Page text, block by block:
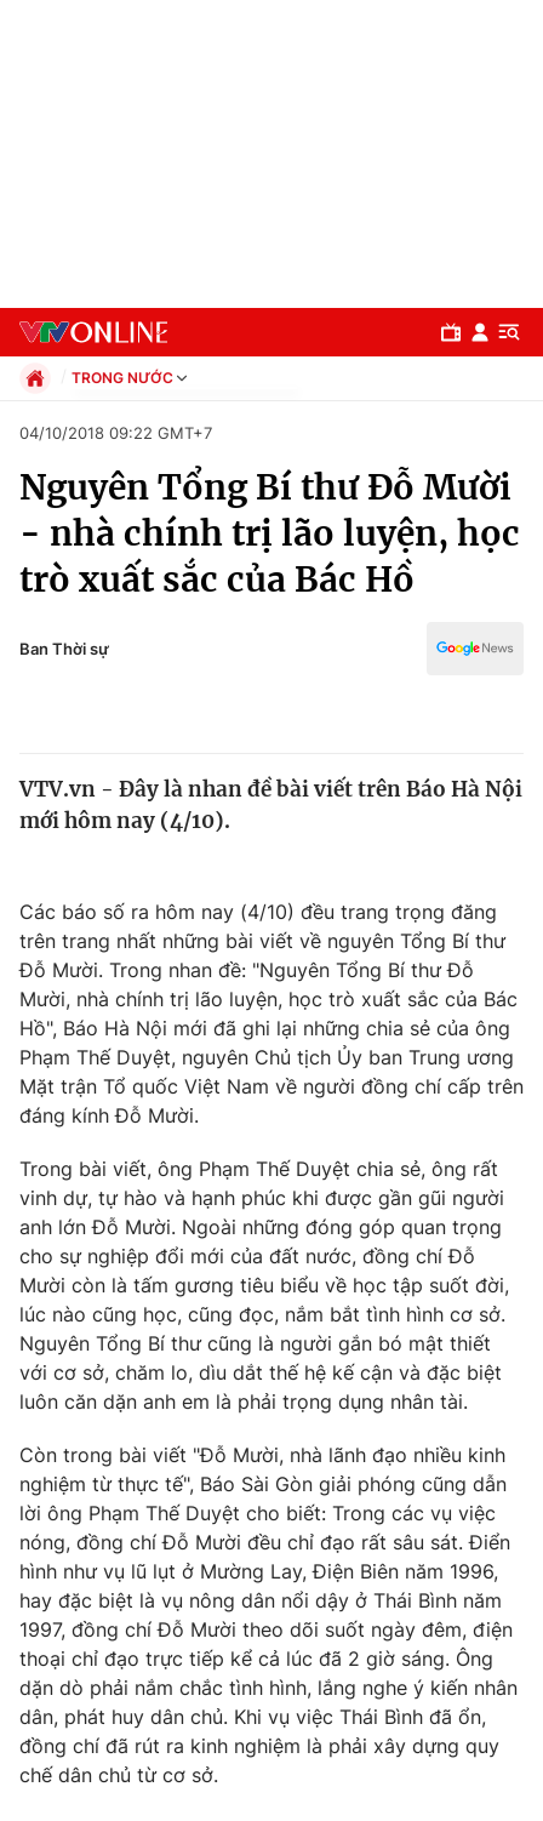
Chuyên mục
Chính trị
Thế giới
Thế giới đó đây
Câu chuyện quốc tế
Kinh tế
Tài chính
Thị trường
Góc doanh nghiệp
Dữ liệu và đời sống
Truyền hình
Phim VTV
Nhân vật
Khán giả
Giải sao mai
Giải trí
Điện ảnh
Âm nhạc
Sao
Đời sống
Du lịch
Làm đẹp
Chất lượng cuộc sống
Giáo dục
Tuyển sinh
Học trực tuyến
Công nghệ
Hitech Công nghệ tương lai
Thị trường
Tư vấn
Giao lưu trực tuyến
Lịch phát sóng
Chuyên mục khác
Emagazine Podcast
Photo Infographic
Video Shorts video
TRONG NƯỚC
Xã hội
Pháp luật
Kinh tế
Thể thao
Truyền hình
Đời sống
04/10/2018 09:22 GMT+7
Nguyên Tổng Bí thư Đỗ Mười
- nhà chính trị lão luyện, học
trò xuất sắc của Bác Hồ
Ban Thời sự
VTV.vn - Đây là nhan đề bài viết trên Báo Hà Nội
mới hôm nay (4/10).
Các báo số ra hôm nay (4/10) đều trang trọng đăng
trên trang nhất những bài viết về nguyên Tổng Bí thư
Đỗ Mười. Trong nhan đề: "Nguyên Tổng Bí thư Đỗ
Mười, nhà chính trị lão luyện, học trò xuất sắc của Bác
Hồ", Báo Hà Nội mới đã ghi lại những chia sẻ của ông
Phạm Thế Duyệt, nguyên Chủ tịch Ủy ban Trung ương
Mặt trận Tổ quốc Việt Nam về người đồng chí cấp trên
đáng kính Đỗ Mười.
Trong bài viết, ông Phạm Thế Duyệt chia sẻ, ông rất
vinh dự, tự hào và hạnh phúc khi được gần gũi người
anh lớn Đỗ Mười. Ngoài những đóng góp quan trọng
cho sự nghiệp đổi mới của đất nước, đồng chí Đỗ
Mười còn là tấm gương tiêu biểu về học tập suốt đời,
lúc nào cũng học, cũng đọc, nắm bắt tình hình cơ sở.
Nguyên Tổng Bí thư cũng là người gắn bó mật thiết
với cơ sở, chăm lo, dìu dắt thế hệ kế cận và đặc biệt
luôn căn dặn anh em là phải trọng dụng nhân tài.
Còn trong bài viết "Đỗ Mười, nhà lãnh đạo nhiều kinh
nghiệm từ thực tế", Báo Sài Gòn giải phóng cũng dẫn
lời ông Phạm Thế Duyệt cho biết: Trong các vụ việc
nóng, đồng chí Đỗ Mười đều chỉ đạo rất sâu sát. Điển
hình như vụ lũ lụt ở Mường Lay, Điện Biên năm 1996,
hay đặc biệt là vụ nông dân nổi dậy ở Thái Bình năm
1997, đồng chí Đỗ Mười theo dõi suốt ngày đêm, điện
thoại chỉ đạo trực tiếp kể cả lúc đã 2 giờ sáng. Ông
dặn dò phải nắm chắc tình hình, lắng nghe ý kiến nhân
dân, phát huy dân chủ. Khi vụ việc Thái Bình đã ổn,
đồng chí đã rút ra kinh nghiệm là phải xây dựng quy
chế dân chủ từ cơ sở.